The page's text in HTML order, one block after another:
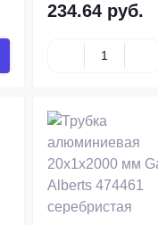
234.64 руб.